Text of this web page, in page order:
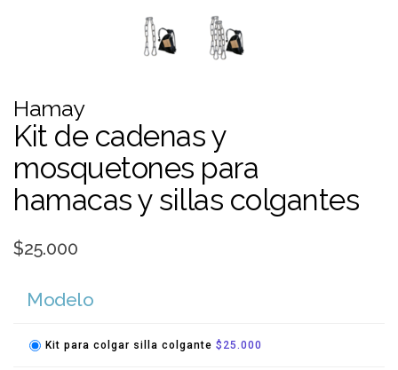
Hamay
Kit de cadenas y
mosquetones para
hamacas y sillas colgantes
$25.000
Modelo
Kit para colgar silla colgante $25.000